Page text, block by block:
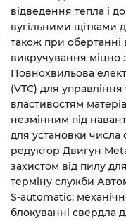
відведення тепла і
вугільними щітками
також при обертанні
викручування міцно
Повнохвильова
(VTC) для
властивостям
незмінним під
для установки числа
редуктор Двигун
захистом від пилу
терміну служби
S-automatic:
блокуванні свердла